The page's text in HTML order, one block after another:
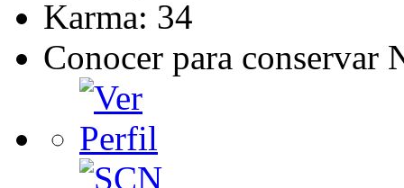
Karma: 34
Conocer para conservar